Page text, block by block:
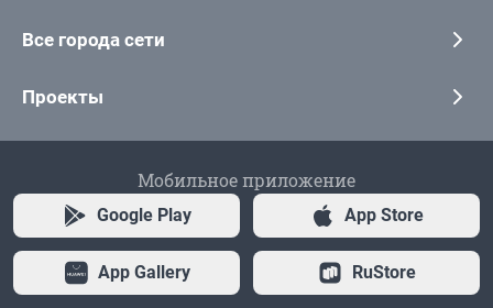
Все города сети
Проекты
Мобильное приложение
Google Play App Store
App Gallery RuStore